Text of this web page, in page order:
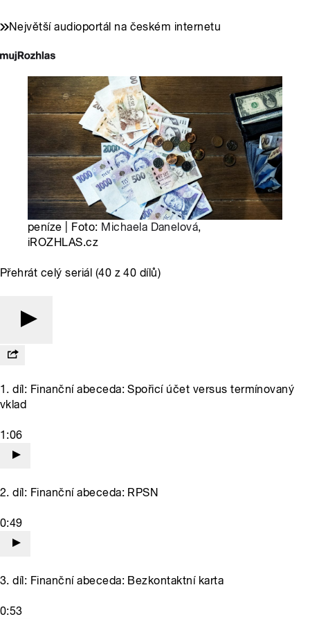
Největší audioportál na českém internetu
peníze | Foto: Michaela Danelová,
iROZHLAS.cz
Přehrát celý seriál (40 z 40 dílů)
1. díl: Finanční abeceda: Spořicí účet versus termínovaný
vklad
1:06
2. díl: Finanční abeceda: RPSN
0:49
3. díl: Finanční abeceda: Bezkontaktní karta
0:53